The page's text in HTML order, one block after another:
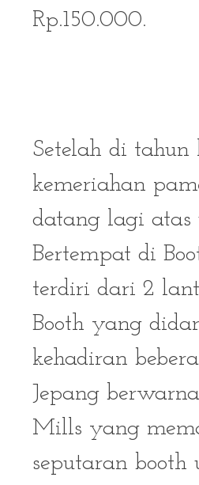
Rp.150.000.
Setelah di
kemeriahan
datang lagi atas
Bertempat di
terdiri dari 2
Booth yang
kehadiran
Jepang
Mills yang
seputaran